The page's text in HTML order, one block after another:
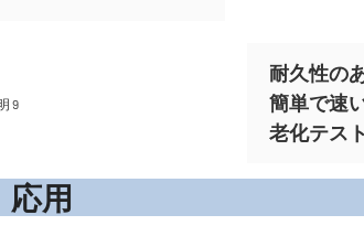
耐久性の
簡単で速
老化テス